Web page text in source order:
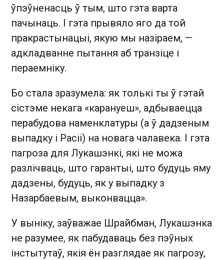
ўпэўненасць ў тым, што гэта варта
пачынаць. І гэта прывяло яго да той
пракрастынацыі, якую мы назіраем, —
адкладванне пытання аб транзіце і
пераемніку.
Бо стала зразумела: як толькі ты ў гэтай
сістэме некага «карануеш», адбываецца
перабудова наменклатуры (а ў дадзеным
выпадку і Расіі) на новага чалавека. І гэта
пагроза для Лукашэнкі, які не можа
разлічваць, што гарантыі, што будуць яму
дадзены, будуць, як у выпадку з
Назарбаевым, выконвацца».
У выніку, заўважае Шрайбман, Лукашэнка
не разумее, як пабудаваць без пэўных
інстытутаў, якія ён разглядае як пагрозу,